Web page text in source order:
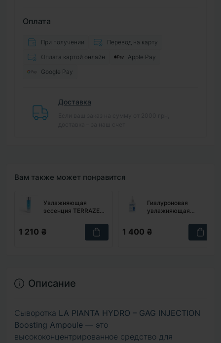
Оплата
При получении
Перевод на карту
Оплата картой онлайн
Apple Pay
Google Pay
Доставка
Вам также может понравится
Увлажняющая
эссенция TERRAZEN
Treatment Essence,
150 мл
1 210 ₴
Гиалуроновая
увлажняющая
Hyaluronic Acid
Ampoule, 30 мл
1 400 ₴
Описание
Сыворотка LA PIANTA HYDRO – GAG INJECTION
Boosting Ampoule — это
высококонцентрированное средство для